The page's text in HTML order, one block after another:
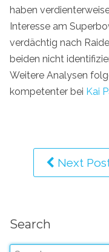
haben
Interesse am
verdächtig nach
beiden nicht
Weitere Analysen
kompetenter bei Kai
Next
Search